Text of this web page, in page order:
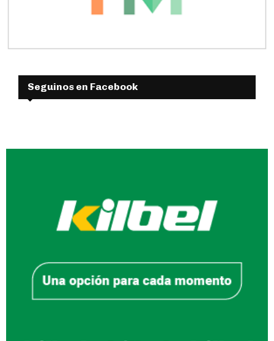
Seguinos en Facebook